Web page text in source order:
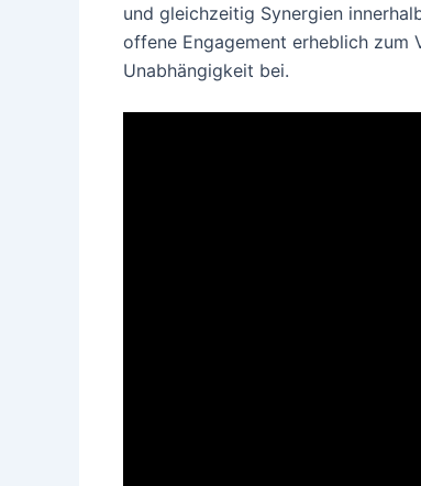
und gleichzeitig Synergien
offene Engagement erheblich zum
Unabhängigkeit bei.